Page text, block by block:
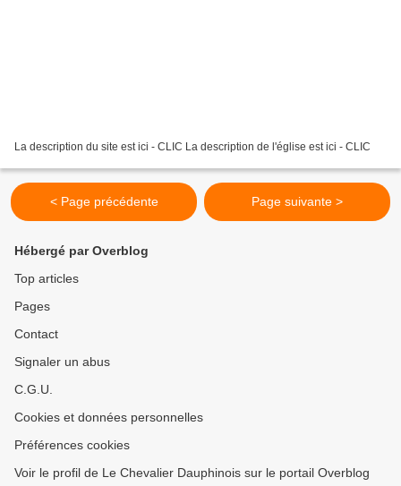
La description du site est ici - CLIC La description de l'église est ici - CLIC
< Page précédente Page suivante >
Hébergé par Overblog
Top articles
Pages
Contact
Signaler un abus
C.G.U.
Cookies et données personnelles
Préférences cookies
Voir le profil de Le Chevalier Dauphinois sur le portail Overblog